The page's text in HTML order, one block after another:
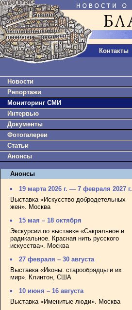
Контакты
Новости
Репортажи
Мониторинг СМИ
Интервью
Документы
Фотогалереи
Статьи
Анонсы
Анонсы
19 марта 2026 г. — 7 февраля 2027 г.
Выставка «Искусство добродетельных
жен». Москва
15 мая – 18 октября
Экскурсии по выставке «Сакральное и
радикальное. Красная нить русского
искусства». Москва
27 февраля – 30 августа
Выставка «Иконы: старообрядцы и их
мир». Клинтон, США
10 июня – 16 августа
Выставка «Именитые люди». Москва